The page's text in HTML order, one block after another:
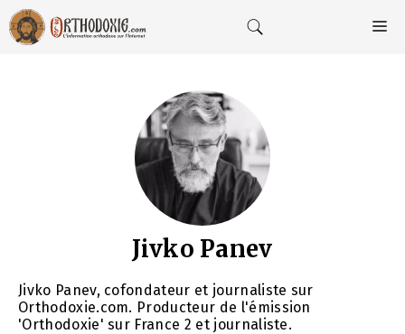
Aller
au
contenu
Jivko Panev
Jivko Panev, cofondateur et journaliste sur
Orthodoxie.com. Producteur de l'émission
'Orthodoxie' sur France 2 et journaliste.